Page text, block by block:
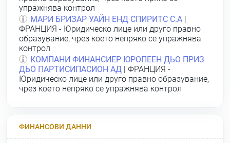
упражнява контрол
МАРИ БРИЗАР УАЙН ЕНД СПИРИТС С.А
ФРАНЦИЯ - Юридическо лице или друго правно
образувание, чрез което непряко се упражнява
контрол
КОМПАНИ ФИНАНСИЕР ЮРОПЕЕН ДЬО ПРИЗ
ДЬО ПАРТИСИПАСИОН АД | ФРАНЦИЯ -
Юридическо лице или друго правно образувание,
чрез което непряко се упражнява контрол
ФИНАНСОВИ ДАННИ